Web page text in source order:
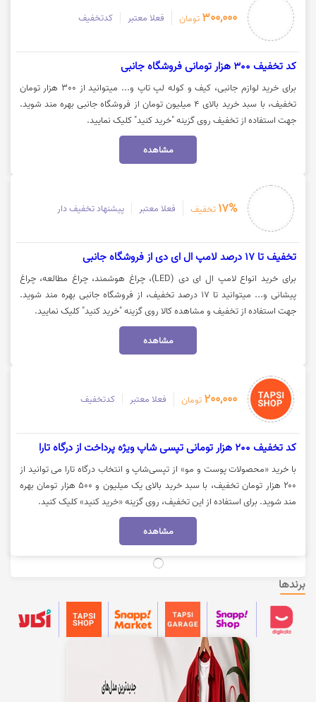
300,000 تومان فعلا معتبر کدتخفیف
کد تخفیف 300 هزار تومانی فروشگاه جانبی
برای خرید لوازم جانبی، کیف و کوله لپ تاپ و... میتوانید از 300 هزار تومان
تخفیف، با سبد خرید بالای 4 میلیون تومان از فروشگاه جانبی بهره مند شوید.
جهت استفاده از تخفیف روی گزینه "خرید کنید" کلیک نمایید.
مشاهده
17% تخفیف فعلا معتبر پیشنهاد تخفیف دار
تخفیف تا 17 درصد لامپ ال ای دی از فروشگاه جانبی
برای خرید انواع لامپ ال ای دی (LED)، چراغ هوشمند، چراغ مطالعه، چراغ
پیشانی و... میتوانید تا 17 درصد تخفیف، از فروشگاه جانبی بهره مند شوید.
جهت استفاده از تخفیف و مشاهده کالا روی گزینه "خرید کنید" کلیک نمایید.
مشاهده
200,000 تومان فعلا معتبر کدتخفیف
کد تخفیف 200 هزار تومانی تپسی شاپ ویژه پرداخت از درگاه تارا
با خرید «محصولات پوست و مو» از تپسی‌شاپ و انتخاب درگاه تارا می توانید از
۲۰۰ هزار تومان تخفیف، با سبد خرید بالای یک میلیون و 500 هزار تومان بهره
مند شوید. برای استفاده از این تخفیف، روی گزینه «خرید کنید» کلیک کنید.
مشاهده
دریافت 2 تا 20 میلیون تومان اعتبار از اسنپ پی
کاربران گرامی برای خرید انواع کالاهای دیجیتال، لوازم آرایشی و بهداشتی،
تومانی اسنپ پی ( پرداخت در 4 قسط بدون سود و کارمزد) بهره مند شوید. قابل